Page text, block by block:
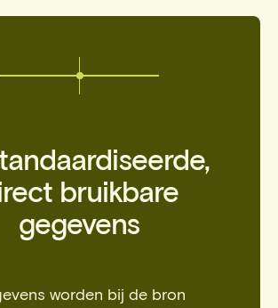
bruikbare
gegevens
worden bij de bron